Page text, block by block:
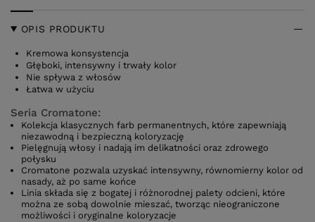
OPIS PRODUKTU
Kremowa konsystencja
Głęboki, intensywny i trwały kolor
Nie spływa z włosów
Łatwa w użyciu
Seria Cromatone:
Kolekcja klasycznych farb permanentnych, które zapewniają
niezawodną i bezpieczną koloryzację
Pielęgnują włosy i nadają im delikatności oraz zdrowego
połysku
Cromatone pozwala uzyskać intensywny, równomierny kolor od
nasady, aż po same końce
Linia składa się z bogatej i różnorodnej palety odcieni, które
można ze sobą dowolnie mieszać, tworząc nieograniczone
możliwości i oryginalne koloryzacje